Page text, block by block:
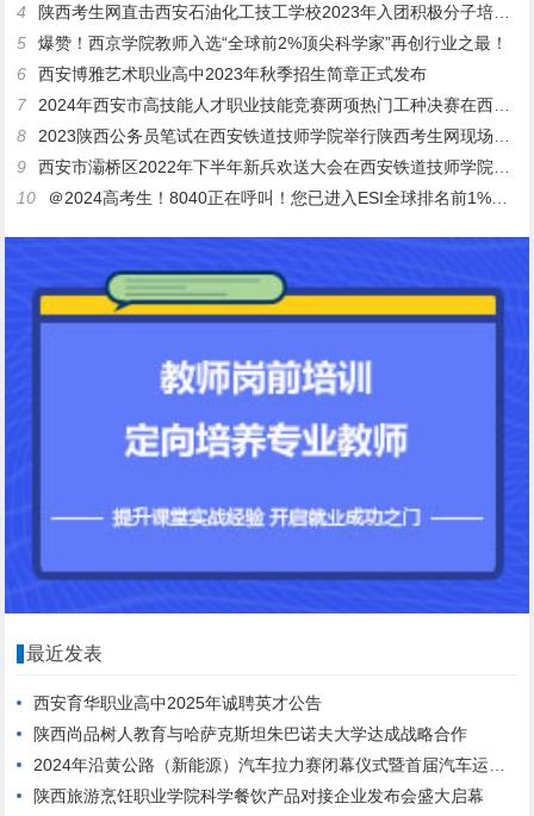
4
陕西考生网直击西安石油化工技工学校2023年入团积极分子培训班开班仪式
5
爆赞！西京学院教师入选“全球前2%顶尖科学家”再创行业之最！
6
西安博雅艺术职业高中2023年秋季招生简章正式发布
7
2024年西安市高技能人才职业技能竞赛两项热门工种决赛在西安高新技师学院顺利举行
8
2023陕西公务员笔试在西安铁道技师学院举行陕西考生网现场发布
9
西安市灞桥区2022年下半年新兵欢送大会在西安铁道技师学院隆重举行！陕西考生网直击
10
＠2024高考生！8040正在呼叫！您已进入ESI全球排名前1%的大学领域
最近发表
西安育华职业高中2025年诚聘英才公告
陕西尚品树人教育与哈萨克斯坦朱巴诺夫大学达成战略合作
2024年沿黄公路（新能源）汽车拉力赛闭幕仪式暨首届汽车运动文体旅产业发展大会在西安汽车职业大学临潼校区举行
陕西旅游烹饪职业学院科学餐饮产品对接企业发布会盛大启幕